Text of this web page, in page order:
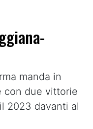
manda in
con due vittorie
2023 davanti al